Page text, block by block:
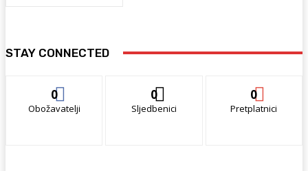
STAY CONNECTED
0
Obožavatelji
0
Sljedbenici
0
Pretplatnici